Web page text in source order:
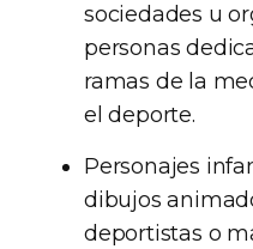
sociedades u
personas
ramas de la
el deporte.
Personajes
dibujos
deportistas o